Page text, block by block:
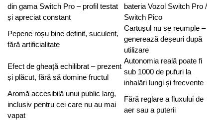
din gama Switch Pro – profil testat
și apreciat constant
bateria Vozol Switch Pro /
Switch Pico
Pepene roșu bine definit, suculent,
fără artificialitate
Cartușul nu se reumple –
generează deșeuri după
utilizare
Efect de gheață echilibrat – prezent
și plăcut, fără să domine fructul
Autonomia reală poate fi
sub 1000 de pufuri la
inhalări lungi și frecvente
Aromă accesibilă unui public larg,
inclusiv pentru cei care nu au mai
vapat
Fără reglare a fluxului de
aer sau a puterii